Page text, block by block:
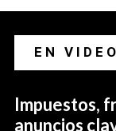
EN VIDEO
Impuestos,
anuncios